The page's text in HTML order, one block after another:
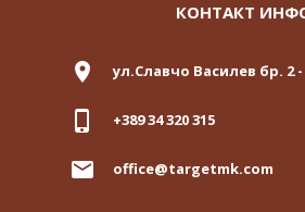
КОНТАКТ
ул.Славчо Василев бр. 2
+389 34 320 315
office@targetmk.com